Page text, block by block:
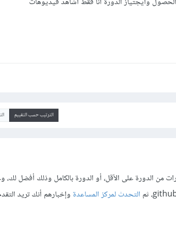
الترتيب حسب التقييم
الشهادة المطلوب منك إنهاء 4 مسارات من الدورة على الأقل، أو الدورة بالكامل وذلك
التحدث لمركز المساعدة وإخبارهم أنك تريد